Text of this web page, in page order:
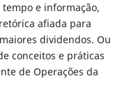
e informação,
afiada para
dividendos. Ou
conceitos e práticas
de Operações da